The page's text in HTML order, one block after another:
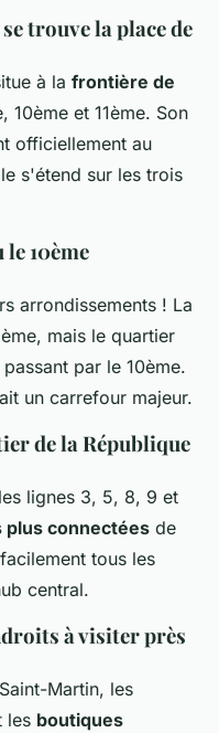
trouve la place de
à la frontière de
10ème et 11ème. Son
officiellement au
s'étend sur les trois
le 10ème
arrondissements ! La
mais le quartier
passant par le 10ème.
un carrefour majeur.
de la République
lignes 3, 5, 8, 9 et
plus connectées de
tous les
central.
à visiter près
Martin, les
les boutiques